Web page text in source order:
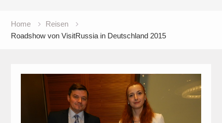
Home
Reisen
Roadshow von VisitRussia in Deutschland 2015